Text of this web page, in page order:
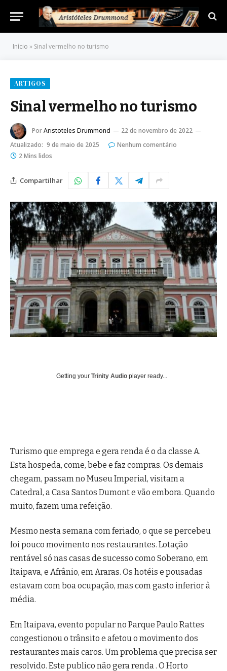
Início » Sinal vermelho no turismo
ARTIGOS
Sinal vermelho no turismo
PorAristoteles Drummond
22 de novembro de 2022
Atualizado: 9 de maio de 2025
Nenhum comentário
2 Mins lidos
Compartilhar
Getting your Trinity Audio player ready...
Turismo que emprega e gera renda é o da classe A.
Esta hospeda, come, bebe e faz compras. Os demais
chegam, passam no Museu Imperial, visitam a
Catedral, a Casa Santos Dumont e vão embora. Quando
muito, fazem uma refeição.
Mesmo nesta semana com feriado, o que se percebeu
foi pouco movimento nos restaurantes. Lotação
rentável só nas casas de sucesso como Soberano, em
Itaipava, e Afrânio, em Araras. Os hotéis e pousadas
estavam com boa ocupação, mas com gasto inferior à
média.
Em Itaipava, evento popular no Parque Paulo Rattes
congestionou o trânsito e afetou o movimento dos
restaurantes mais caros. Um problema que precisa ser
resolvido. Este publico não gera renda . O Horto